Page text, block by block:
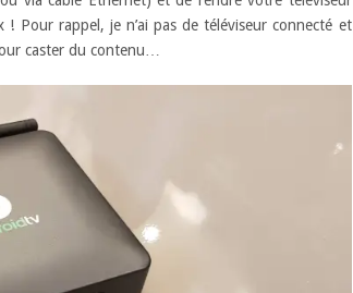
Pour rappel, je n’ai pas de téléviseur connecté et
caster du contenu…